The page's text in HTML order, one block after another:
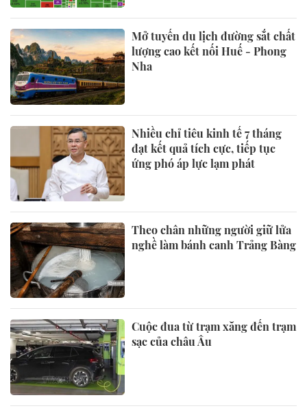
Mở tuyến du lịch đường sắt chất
lượng cao kết nối Huế - Phong
Nha
Nhiều chỉ tiêu kinh tế 7 tháng
đạt kết quả tích cực, tiếp tục
ứng phó áp lực lạm phát
Theo chân những người giữ lửa
nghề làm bánh canh Trảng Bàng
Cuộc đua từ trạm xăng đến trạm
sạc của châu Âu